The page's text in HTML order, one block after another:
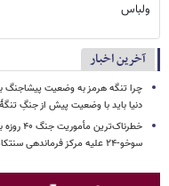
ولباس
آخرین اخبار
چرا تنگه هرمز به وضعیت پیشاجنگ
دنیا باید با وضعیت پیش از جنگِ
سوخو-۲۴ علیه مرکز فرماندهی سنتکام